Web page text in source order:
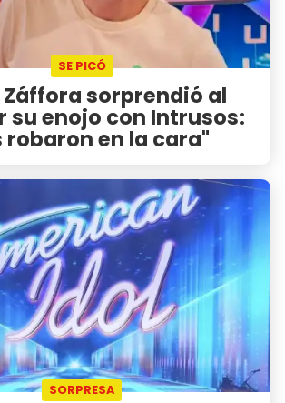
SE PICÓ
Záffora sorprendió al
su enojo con Intrusos:
robaron en la cara"
SORPRESA